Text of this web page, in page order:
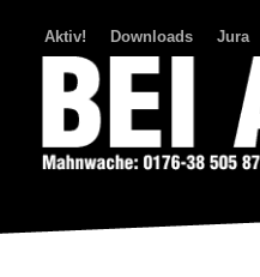
Aktiv! Downloads Jura